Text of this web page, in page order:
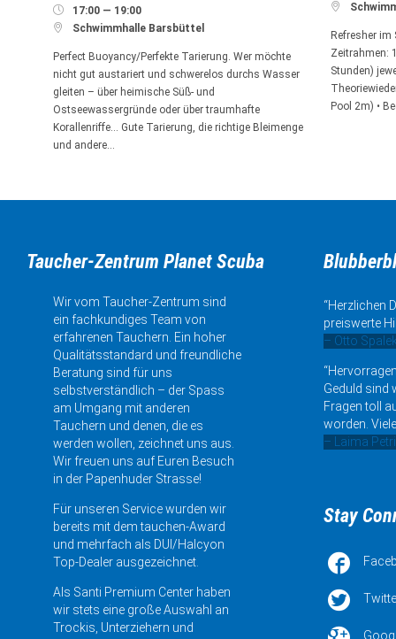
 17:00 — 19:00
 Schwimmhalle Barsbüttel
Perfect Buoyancy/Perfekte Tarierung. Wer möchte
nicht gut austariert und schwerelos durchs Wasser
gleiten – über heimische Süß- und
Ostseewassergründe oder über traumhafte
Korallenriffe… Gute Tarierung, die richtige Bleimenge
und andere…

Refresher im
Zeitrahmen:
Stunden)
Pool 2m) •
Taucher-Zentrum Planet Scuba
Wir vom Taucher-Zentrum sind
ein fachkundiges Team von
erfahrenen Tauchern. Ein hoher
Qualitätsstandard und freundliche
Beratung sind für uns
selbstverständlich – der Spass
am Umgang mit anderen
Tauchern und denen, die es
werden wollen, zeichnet uns aus.
Wir freuen uns auf Euren Besuch
in der Papenhuder Strasse!
Für unseren Service wurden wir
bereits mit dem tauchen-Award
und mehrfach als DUI/Halcyon
Top-Dealer ausgezeichnet.
Als Santi Premium Center haben
wir stets eine große Auswahl an
Trockis, Unterziehern und
“Herzlichen
preiswerte
– Otto
Geduld sind
Fragen toll
worden.
– Laima
Stay

